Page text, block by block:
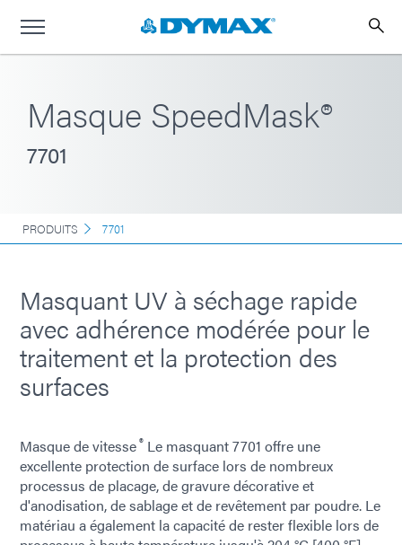
Masque SpeedMask®
7701
PRODUITS 7701
Masquant UV à séchage rapide
avec adhérence modérée pour le
traitement et la protection des
surfaces
Masque de vitesse® Le masquant 7701 offre une
excellente protection de surface lors de nombreux
processus de placage, de gravure décorative et
d'anodisation, de sablage et de revêtement par poudre. Le
matériau a également la capacité de rester flexible lors de